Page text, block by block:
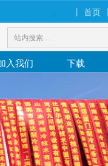
丨 首页 丨
入我们 下载